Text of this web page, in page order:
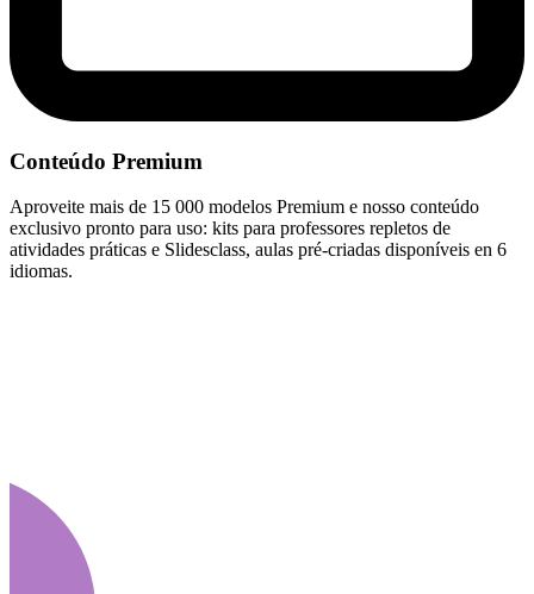
Conteúdo Premium
Aproveite mais de 15 000 modelos Premium e nosso conteúdo
exclusivo pronto para uso: kits para professores repletos de
atividades práticas e Slidesclass, aulas pré-criadas disponíveis en 6
idiomas.